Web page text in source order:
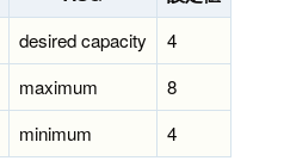
desired capacity
4
maximum
8
minimum 4